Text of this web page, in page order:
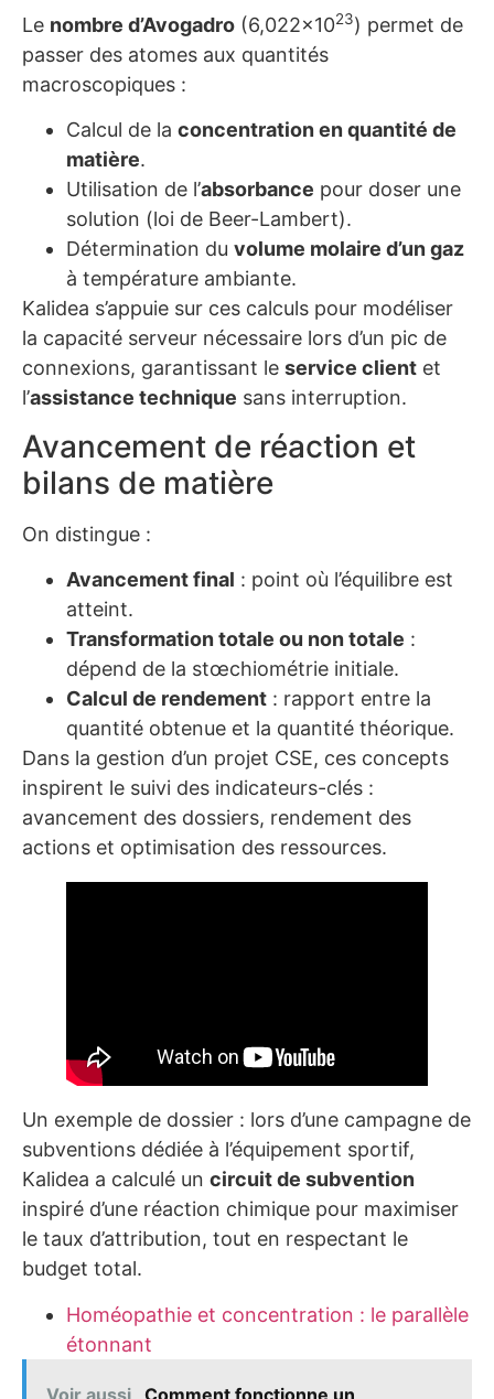
Le nombre d’Avogadro (6,022×1023) permet de
passer des atomes aux quantités
macroscopiques :
Calcul de la concentration en quantité de
matière.
Utilisation de l’absorbance pour doser une
solution (loi de Beer-Lambert).
Détermination du volume molaire d’un gaz
à température ambiante.
Kalidea s’appuie sur ces calculs pour modéliser
la capacité serveur nécessaire lors d’un pic de
connexions, garantissant le service client et
l’assistance technique sans interruption.
Avancement de réaction et
bilans de matière
On distingue :
Avancement final : point où l’équilibre est
atteint.
Transformation totale ou non totale :
dépend de la stœchiométrie initiale.
Calcul de rendement : rapport entre la
quantité obtenue et la quantité théorique.
Dans la gestion d’un projet CSE, ces concepts
inspirent le suivi des indicateurs-clés :
avancement des dossiers, rendement des
actions et optimisation des ressources.
Un exemple de dossier : lors d’une campagne de
subventions dédiée à l’équipement sportif,
Kalidea a calculé un circuit de subvention
inspiré d’une réaction chimique pour maximiser
le taux d’attribution, tout en respectant le
budget total.
Homéopathie et concentration : le parallèle
étonnant
Voir aussi Comment fonctionne un